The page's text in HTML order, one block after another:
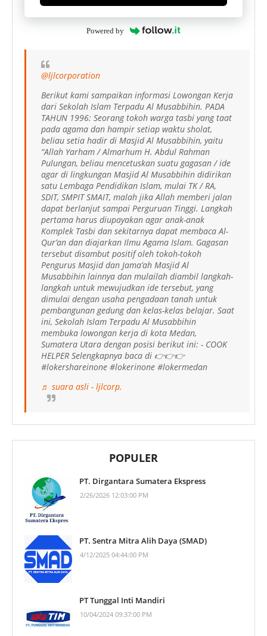
Powered by
@ljlcorporation
Berikut kami sampaikan informasi Lowongan Kerja
dari Sekolah Islam Terpadu Al Musabbihin. PADA
TAHUN 1996: Seorang tokoh warga tasbi yang taat
pada agama dan hampir setiap waktu sholat,
beliau setia hadir di Masjid Al Musabbihin, yaitu
“Allah Yarham / Almarhum H. Abdul Rahman
Pulungan, beliau mencetuskan suatu gagasan / ide
agar di lingkungan Masjid Al Musabbihin didirikan
satu Lembaga Pendidikan Islam, mulai TK / RA,
SDIT, SMPIT SMAIT, malah jika Allah memberi jalan
dapat berlanjut sampai Perguruan Tinggi. Langkah
pertama harus diupayakan agar anak-anak
Komplek Tasbi dan sekitarnya dapat membaca Al-
Qur’an dan diajarkan Ilmu Agama Islam. Gagasan
tersebut disambut positif oleh tokoh-tokoh
Pengurus Masjid dan Jama’ah Masjid Al
Musabbihin lainnya dan mulailah diambil langkah-
langkah untuk mewujudkan ide tersebut, yang
dimulai dengan usaha pengadaan tanah untuk
pembangunan gedung dan kelas-kelas belajar. Saat
ini, Sekolah Islam Terpadu Al Musabbihin
membuka lowongan kerja di kota Medan,
Sumatera Utara dengan posisi berikut ini: - COOK
HELPER Selengkapnya baca di 👉👉👉
#lokershareinone #lokerinone #lokermedan
♬ suara asli - ljlcorp.
POPULER
PT. Dirgantara Sumatera Ekspress
2/26/2026 12:03:00 PM
PT. Sentra Mitra Alih Daya (SMAD)
4/12/2025 04:44:00 PM
PT Tunggal Inti Mandiri
10/04/2024 09:37:00 PM